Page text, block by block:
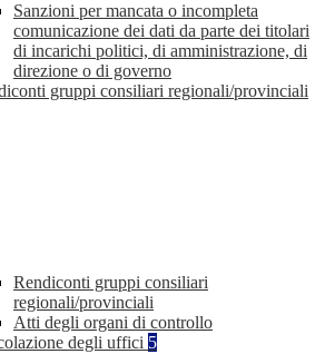
Sanzioni per mancata o incompleta
comunicazione dei dati da parte dei titolari
di incarichi politici, di amministrazione, di
direzione o di governo
gruppi consiliari regionali/provinciali
Rendiconti gruppi consiliari
regionali/provinciali
Atti degli organi di controllo
degli uffici 5